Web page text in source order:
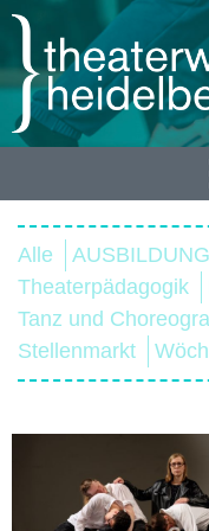
Alle AUSBILDUNG
Theaterpädagogik
Tanz und
Stellenmarkt